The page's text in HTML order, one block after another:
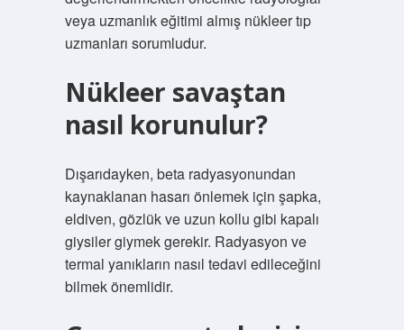
veya uzmanlık eğitimi almış nükleer tıp
uzmanları sorumludur.
Nükleer savaştan
nasıl korunulur?
Dışarıdayken, beta radyasyonundan
kaynaklanan hasarı önlemek için şapka,
eldiven, gözlük ve uzun kollu gibi kapalı
giysiler giymek gerekir. Radyasyon ve
termal yanıkların nasıl tedavi edileceğini
bilmek önemlidir.